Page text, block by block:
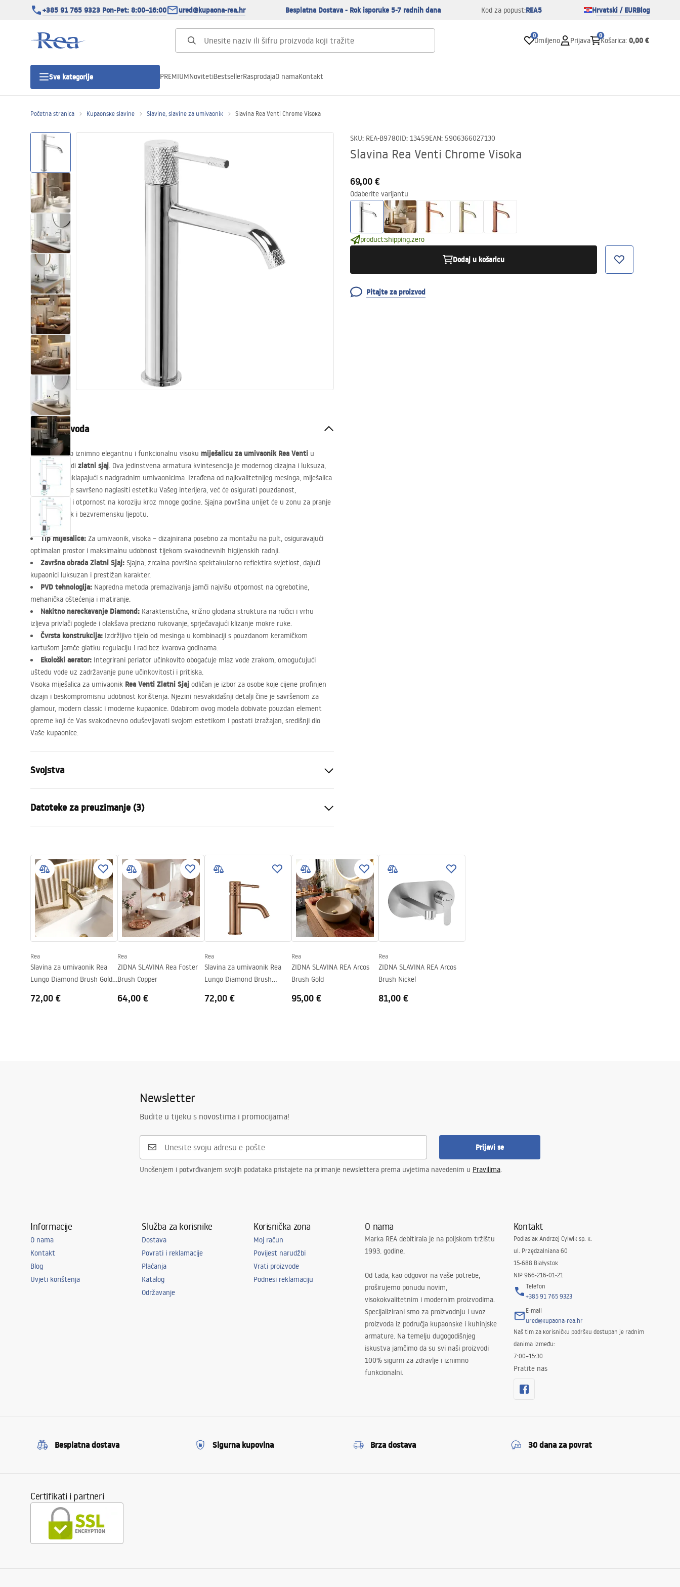
+385 91 765 9323 Pon-Pet: 8:00–16:00 ured@kupaona-rea.hr Besplatna Dostava - Rok isporuke 5-7 radnih dana Kod za popust:REA5 Hrvatski / EURBlog
0
Omiljeno Prijava
0
Košarica: 0,00 €
Sve kategorije
Tuš vrata
Tuš kade
Tuš Kanalice
WC školjke
Kade i paravani
Miješalice, pipe, slavine
Tuševi
Kuhinja
Pribor i kupaonski namještaj
PREMIUMNovitetiBestsellerRasprodajaO namaKontakt
Početna stranica Kupaonske slavine Slavine, slavine za umivaonik Slavina Rea Venti Chrome Visoka
SKU: REA-B9780ID: 13459EAN: 5906366027130
Slavina Rea Venti Chrome Visoka
69,00 €
Odaberite varijantu
product:shipping.zero
Dodaj u košaricu
Pitajte za proizvod
Opis proizvoda
Predstavljamo iznimno elegantnu i funkcionalnu visoku miješalicu za umivaonik Rea Venti u
završnoj obradi zlatni sjaj. Ova jedinstvena armatura kvintesencija je modernog dizajna i luksuza,
savršeno se uklapajući s nadgradnim umivaonicima. Izrađena od najkvalitetnijeg mesinga, miješalica
ne samo da će savršeno naglasiti estetiku Vašeg interijera, već će osigurati pouzdanost,
dugovječnost i otpornost na koroziju kroz mnoge godine. Sjajna površina unijet će u zonu za pranje
nakitni bljesak i bezvremensku ljepotu.
Tip miješalice: Za umivaonik, visoka – dizajnirana posebno za montažu na pult, osiguravajući
optimalan prostor i maksimalnu udobnost tijekom svakodnevnih higijenskih radnji.
Završna obrada Zlatni Sjaj: Sjajna, zrcalna površina spektakularno reflektira svjetlost, dajući
kupaonici luksuzan i prestižan karakter.
PVD tehnologija: Napredna metoda premazivanja jamči najvišu otpornost na ogrebotine,
mehanička oštećenja i matiranje.
Nakitno nareckavanje Diamond: Karakteristična, križno glodana struktura na ručici i vrhu
izljeva privlači poglede i olakšava precizno rukovanje, sprječavajući klizanje mokre ruke.
Čvrsta konstrukcija: Izdržljivo tijelo od mesinga u kombinaciji s pouzdanom keramičkom
kartušom jamče glatku regulaciju i rad bez kvarova godinama.
Ekološki aerator: Integrirani perlator učinkovito obogaćuje mlaz vode zrakom, omogućujući
uštedu vode uz zadržavanje pune učinkovitosti i pritiska.
Visoka miješalica za umivaonik Rea Venti Zlatni Sjaj odličan je izbor za osobe koje cijene profinjen
dizajn i beskompromisnu udobnost korištenja. Njezini nesvakidašnji detalji čine je savršenom za
glamour, modern classic i moderne kupaonice. Odabirom ovog modela dobivate pouzdan element
opreme koji će Vas svakodnevno oduševljavati svojom estetikom i postati izražajan, središnji dio
Vaše kupaonice.
Svojstva
Način montaže
Boja
Krom
Materijal
Mjed
Doseg izljeva
160
Visina
295
Tehnologija premazivanja
Promjer priključka
3/8 cola
Jamstvo
5 godina
Datoteke za preuzimanje (3)
Warranty_Terms_and_Conditions_
Faucets_-_5.pdf
Sigurnosne informacije
Safety_Information_Faucets.pdf
Rea
Slavina za umivaonik Rea
Lungo Diamond Brush Gold
72,00 €
Rea
ZIDNA SLAVINA Rea Foster
Brush Copper
64,00 €
Rea
Slavina za umivaonik Rea
Lungo Diamond Brush
72,00 €
Rea
ZIDNA SLAVINA REA Arcos
Brush Gold
95,00 €
Rea
ZIDNA SLAVINA REA Arcos
Brush Nickel
81,00 €
Newsletter
Budite u tijeku s novostima i promocijama!
Prijavi se
Unošenjem i potvrđivanjem svojih podataka pristajete na primanje newslettera prema uvjetima navedenim u Pravilima.
Informacije
O nama
Kontakt
Blog
Uvjeti korištenja
Služba za korisnike
Dostava
Povrati i reklamacije
Plaćanja
Katalog
Održavanje
Korisnička zona
Moj račun
Povijest narudžbi
Vrati proizvode
Podnesi reklamaciju
O nama
Marka REA debitirala je na poljskom tržištu
1993. godine.
Od tada, kao odgovor na vaše potrebe,
proširujemo ponudu novim,
visokokvalitetnim i modernim proizvodima.
Specijalizirani smo za proizvodnju i uvoz
proizvoda iz područja kupaonske i kuhinjske
armature. Na temelju dugogodišnjeg
iskustva jamčimo da su svi naši proizvodi
100% sigurni za zdravlje i iznimno
funkcionalni.
Kontakt
Podlasiak Andrzej Cylwik sp. k.
ul. Przędzalniana 60
15-688 Białystok
NIP 966-216-01-21
Telefon
+385 91 765 9323
E-mail
ured@kupaona-rea.hr
Naš tim za korisničku podršku dostupan je radnim
danima između:
7:00–15:30
Pratite nas
Besplatna dostava Sigurna kupovina Brza dostava 30 dana za povrat
Certifikati i partneri